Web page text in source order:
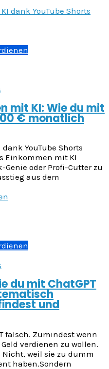
mit KI: Wie du mit
€ monatlich
YouTube Shorts
Einkommen mit KI
oder Profi-Cutter zu
aus dem
du mit ChatGPT
und
falsch. Zumindest wenn
verdienen zu wollen.
Nicht, weil sie zu dumm
haben.Sondern